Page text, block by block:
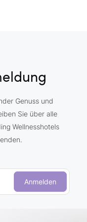
Genuss und
Sie über alle
Wellnesshotels
Anmelden